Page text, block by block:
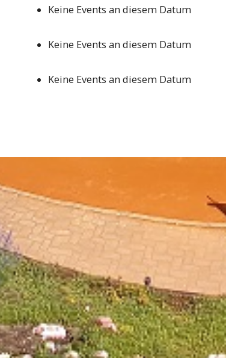
Keine Events an diesem Datum
Keine Events an diesem Datum
Keine Events an diesem Datum